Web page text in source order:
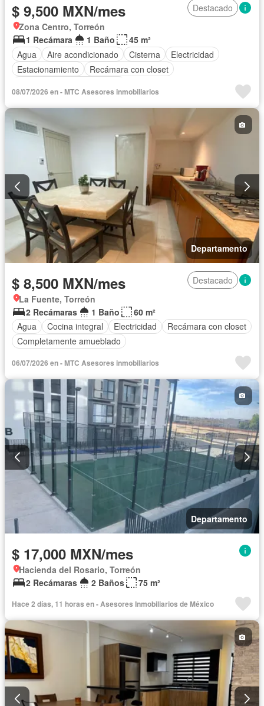
$ 9,500 MXN/mes
Destacado
Zona Centro, Torreón
1 Recámara
1 Baño
45 m²
Agua
Aire acondicionado Cisterna
Electricidad
Estacionamiento
Recámara con closet
08/07/2026 en - MTC Asesores inmobiliarios
Departamento
$ 8,500 MXN/mes
Destacado
La Fuente, Torreón
2 Recámaras
1 Baño
60 m²
Agua
Cocina integral Electricidad
Recámara con closet
Completamente amueblado
06/07/2026 en - MTC Asesores inmobiliarios
Departamento
$ 17,000 MXN/mes
Hacienda del Rosario, Torreón
2 Recámaras
2 Baños 75 m²
Hace 2 días, 11 horas en - Asesores Inmobiliarios de México